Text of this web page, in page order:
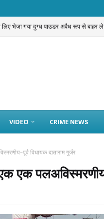
भेजा गया दुग्ध पाउडर अवैध रूप से बाहर ले
का गोल्ड चोरी प्रकरण का खुलासा:
VIDEO CRIME NEWS
विधायक दाताराम गुर्जर
एक